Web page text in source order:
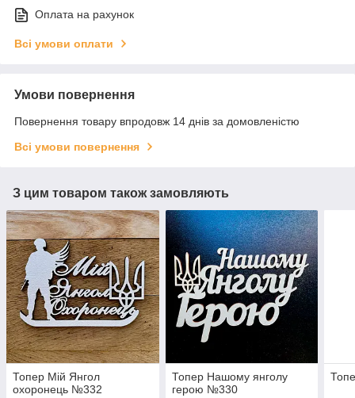
Оплата на рахунок
Всі умови оплати
Умови повернення
Повернення товару впродовж 14 днів за домовленістю
Всі умови повернення
З цим товаром також замовляють
Топер Мій Янгол
охоронець №332
Топер Нашому янголу
герою №330